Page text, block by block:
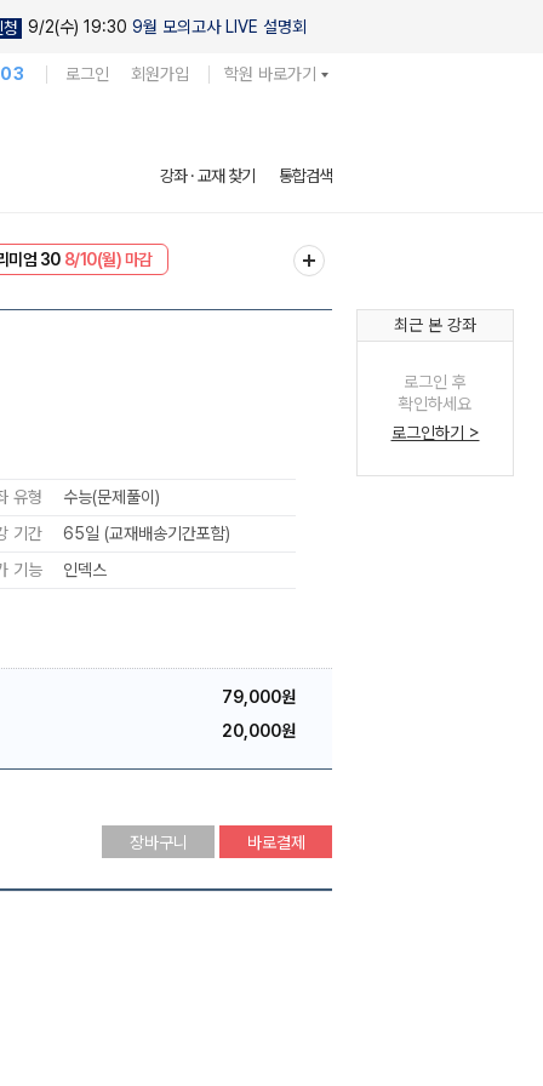
청 9/2(수) 19:30 9월 모의고사 LIVE 설명회
로그인 회원가입 학원 바로가기
강좌 · 교재 찾기 통합검색
미엄 30 8/10(월) 마감
유형
수능(문제풀이)
기간
65일 (교재배송기간포함)
기능 인덱스
79,000원
20,000원
장바구니 바로결제
최근 본 강좌
로그인 후
확인하세요
로그인하기 >